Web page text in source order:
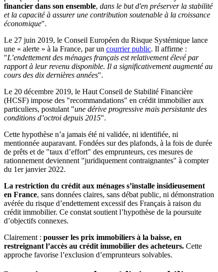
financier dans son ensemble, dans le but d'en préserver la stabilité
et la capacité à assurer une contribution soutenable à la croissance
économique".
Le 27 juin 2019, le Conseil Européen du Risque Systémique lance
une « alerte » à la France, par un courrier public. Il affirme :
"L’endettement des ménages français est relativement élevé par
rapport à leur revenu disponible. Il a significativement augmenté au
cours des dix dernières années".
Le 20 décembre 2019, le Haut Conseil de Stabilité Financière
(HCSF) impose des "recommandations" en crédit immobilier aux
particuliers, postulant "une dérive progressive mais persistante des
conditions d’octroi depuis 2015".
Cette hypothèse n’a jamais été ni validée, ni identifiée, ni
mentionnée auparavant. Fondées sur des plafonds, à la fois de durée
de prêts et de "taux d’effort" des emprunteurs, ces mesures de
rationnement deviennent "juridiquement contraignantes" à compter
du 1er janvier 2022.
La restriction du crédit aux ménages s’installe insidieusement
en France, sans données claires, sans débat public, ni démonstration
avérée du risque d’endettement excessif des Français à raison du
crédit immobilier. Ce constat soutient l’hypothèse de la poursuite
d’objectifs connexes.
Clairement : pousser les prix immobiliers à la baisse, en
restreignant l’accès au crédit immobilier des acheteurs. Cette
approche favorise l’exclusion d’emprunteurs solvables.